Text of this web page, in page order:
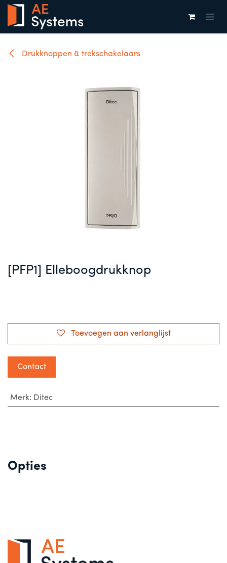
Overslaan naar inhoud
Drukknoppen & trekschakelaars
[PFP1] Elleboogdrukknop
Toevoegen aan verlanglijst
Contact
Merk: Ditec
Opties